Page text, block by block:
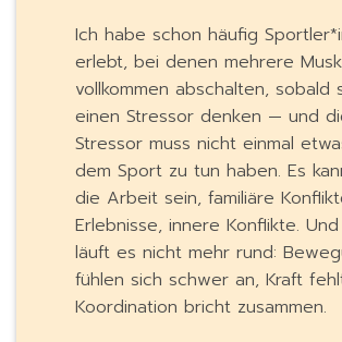
Ich habe schon häufig
erlebt, bei denen mehrere
vollkommen abschalten, sobald
einen Stressor denken — und
Stressor muss nicht einmal
dem Sport zu tun haben. Es
die Arbeit sein, familiäre
Erlebnisse, innere Konflikte.
läuft es nicht mehr rund:
fühlen sich schwer an, Kraft
Koordination bricht zusammen.